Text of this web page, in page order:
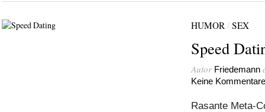
HUMOR/ SEX
Speed
Autor Friedemann
Keine Kommentare
Rasante Meta-